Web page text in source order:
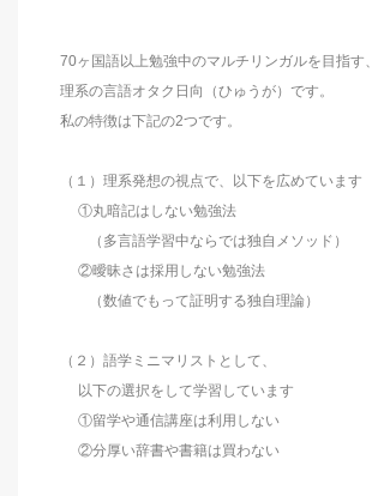
70ヶ国語以上勉強中のマルチリンガルを目指す、
理系の言語オタク日向（ひゅうが）です。
私の特徴は下記の2つです。
（１）理系発想の視点で、以下を広めています
①丸暗記はしない勉強法
（多言語学習中ならでは独自メソッド）
②曖昧さは採用しない勉強法
（数値でもって証明する独自理論）
（２）語学ミニマリストとして、
以下の選択をして学習しています
①留学や通信講座は利用しない
②分厚い辞書や書籍は買わない